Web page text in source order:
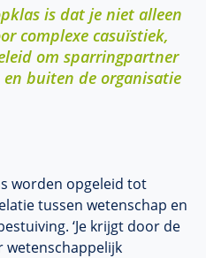
is dat je niet alleen
complexe casuïstiek,
om sparringpartner
buiten de organisatie
worden opgeleid tot
tussen wetenschap en
‘Je krijgt door de
wetenschappelijk